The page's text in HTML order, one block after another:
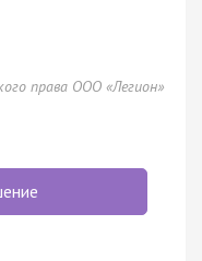
права ООО «Легион»